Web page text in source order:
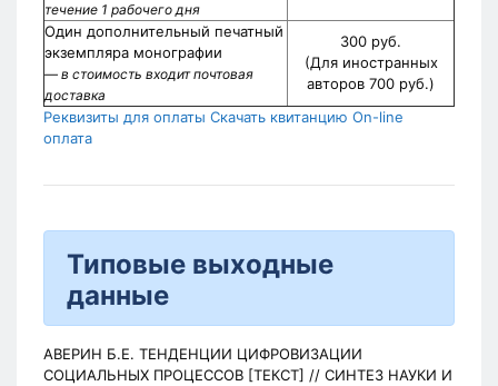
течение 1 рабочего дня
Один дополнительный печатный
экземпляра монографии
— в стоимость входит почтовая
доставка
300 руб.
(Для иностранных
авторов 700 руб.)
Реквизиты для оплаты Скачать квитанцию On-line
оплата
Типовые выходные
данные
АВЕРИН Б.Е. ТЕНДЕНЦИИ ЦИФРОВИЗАЦИИ
СОЦИАЛЬНЫХ ПРОЦЕССОВ [ТЕКСТ] // СИНТЕЗ НАУКИ И